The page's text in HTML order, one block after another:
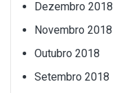
Dezembro 2018
Novembro 2018
Outubro 2018
Setembro 2018